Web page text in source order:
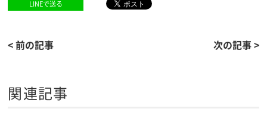
LINEで送る
< 前の記事 次の記事 >
関連記事